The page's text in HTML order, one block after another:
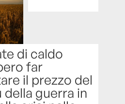
di caldo
far
il prezzo del
della guerra in